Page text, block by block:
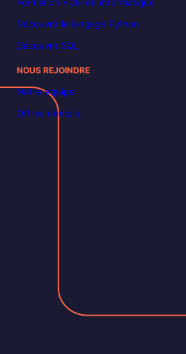
Découvrir le langage Python
Découvrir SQL
NOUS REJOINDRE
Notre équipe
Offres d’emploi